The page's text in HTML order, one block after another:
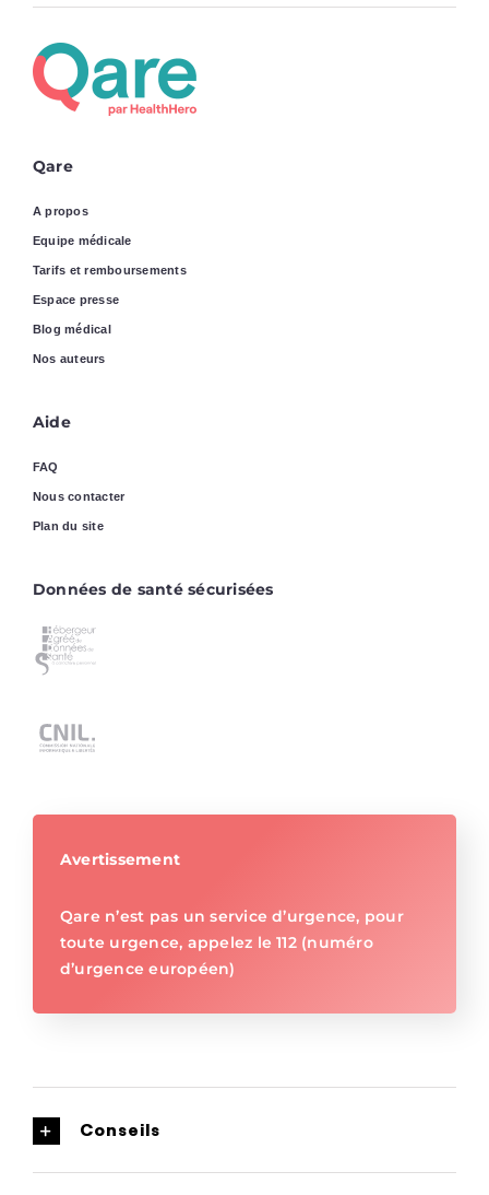
Qare
A propos
Equipe médicale
Tarifs et remboursements
Espace presse
Blog médical
Nos auteurs
Aide
FAQ
Nous contacter
Plan du site
Données de santé sécurisées
Avertissement
Qare n’est pas un service d’urgence, pour
toute urgence, appelez le 112 (numéro
d’urgence européen)
Conseils